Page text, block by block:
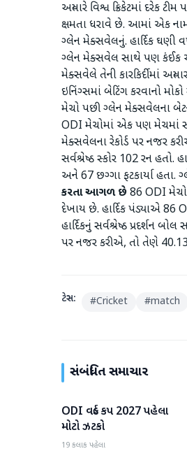
અત્યારે વિશ્વ ક્રિકેટમાં દરેક
ક્ષમતા ધરાવે છે. આમાં એક નામ
ગ્લેન મેક્સવેલનું. હાર્દિક ઘણી
ગ્લેન મેક્સવેલ સાથે પણ કંઈક
મેક્સવેલે તેની કારકિર્દીમાં
ઇનિંગ્સમાં બેટિંગ કરવાનો
મેચો પછી ગ્લેન મેક્સવેલના
ODI મેચોમાં એક પણ મેચમાં
મેક્સવેલના રેકોર્ડ પર નજર
સર્વશ્રેષ્ઠ સ્કોર 102 રન
અને 67 છગ્ગા ફટકાર્યા હતા.
કરતા આગળ છે86 ODI મેચો
દેખાય છે. હાર્દિક પંડ્યાએ
હાર્દિકનું સર્વશ્રેષ્ઠ પ્રદર્શન
પર નજર કરીએ, તો તેણે
ટેગ્સ: #Cricket #match
સંબંધિત સમાચાર
રમતગમત
ODI વર્લ્ડ કપ 2027 પહેલા
મોટો ઝટકો
19 કલાક પહેલા